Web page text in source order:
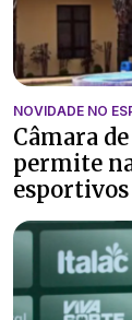
NOVIDADE NO
Câmara
permite
esportivos